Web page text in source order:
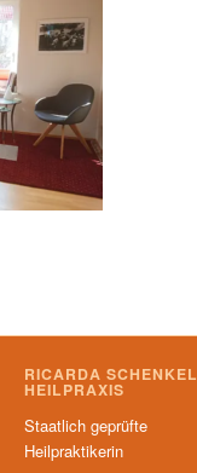
RICARDA SCHENKEL
HEILPRAXIS
Staatlich geprüfte
Heilpraktikerin